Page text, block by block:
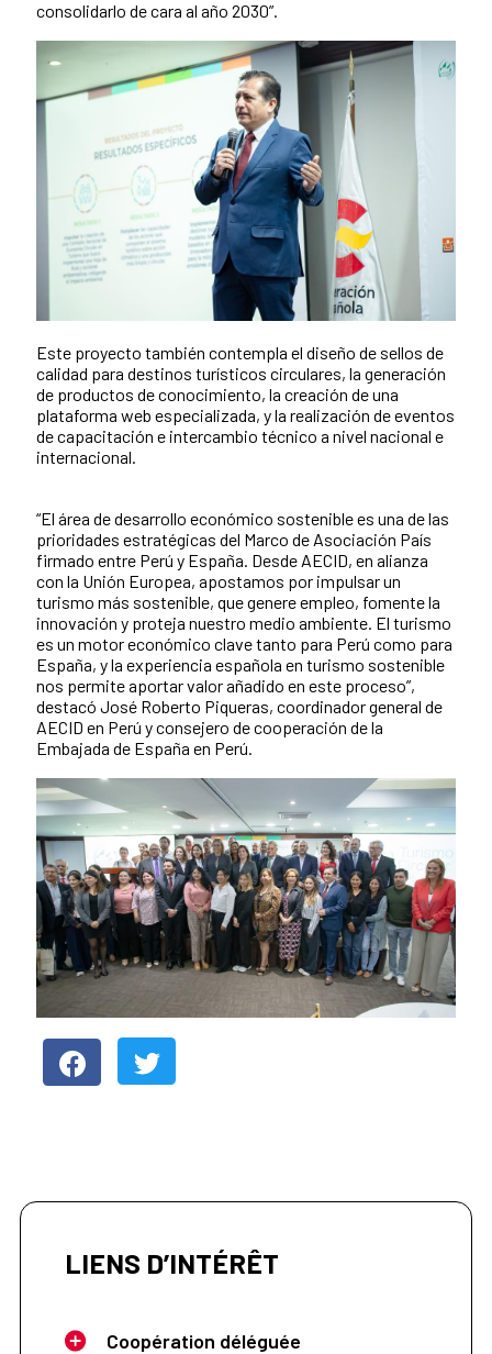
consolidarlo de cara al año 2030”.
Este proyecto también contempla el diseño de sellos de
calidad para destinos turísticos circulares, la generación
de productos de conocimiento, la creación de una
plataforma web especializada, y la realización de eventos
de capacitación e intercambio técnico a nivel nacional e
internacional.
“El área de desarrollo económico sostenible es una de las
prioridades estratégicas del Marco de Asociación País
firmado entre Perú y España. Desde AECID, en alianza
con la Unión Europea, apostamos por impulsar un
turismo más sostenible, que genere empleo, fomente la
innovación y proteja nuestro medio ambiente. El turismo
es un motor económico clave tanto para Perú como para
España, y la experiencia española en turismo sostenible
nos permite aportar valor añadido en este proceso”,
destacó José Roberto Piqueras, coordinador general de
AECID en Perú y consejero de cooperación de la
Embajada de España en Perú.
LIENS D’INTÉRÊT
Coopération déléguée